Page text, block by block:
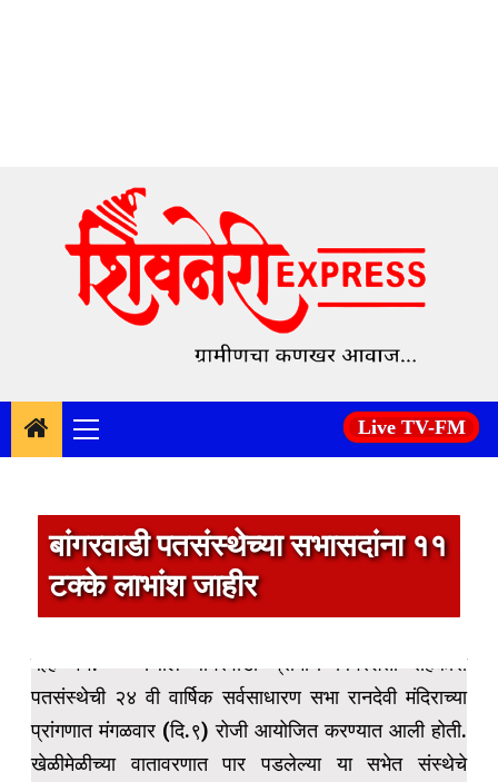
content
Primary
Menu
Live TV-FM
बांगरवाडी पतसंस्थेच्या सभासदांना ११
टक्के लाभांश जाहीर
बेल्हे ११: – येथील बांगरवाडी ग्रामीण बिगरशेती सहकारी
पतसंस्थेची २४ वी वार्षिक सर्वसाधारण सभा रानदेवी मंदिराच्या
प्रांगणात मंगळवार (दि.९) रोजी आयोजित करण्यात आली होती.
खेळीमेळीच्या वातावरणात पार पडलेल्या या सभेत संस्थेचे